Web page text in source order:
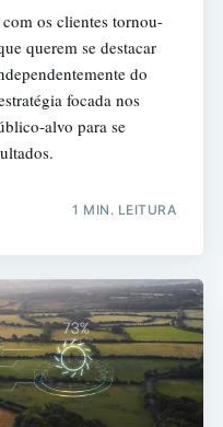
os clientes tornou-
querem se destacar
do
focada nos
alvo para se
1 MIN. LEITURA